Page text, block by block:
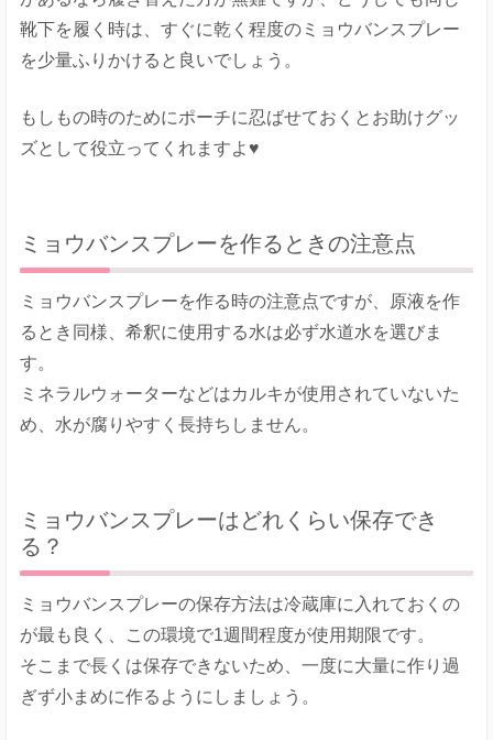
靴下を履く時は、すぐに乾く程度のミョウバンスプレー
を少量ふりかけると良いでしょう。
もしもの時のためにポーチに忍ばせておくとお助けグッ
ズとして役立ってくれますよ♥
ミョウバンスプレーを作るときの注意点
ミョウバンスプレーを作る時の注意点ですが、原液を作
るとき同様、希釈に使用する水は必ず水道水を選びま
す。
ミネラルウォーターなどはカルキが使用されていないた
め、水が腐りやすく長持ちしません。
ミョウバンスプレーはどれくらい保存でき
る？
ミョウバンスプレーの保存方法は冷蔵庫に入れておくの
が最も良く、この環境で1週間程度が使用期限です。
そこまで長くは保存できないため、一度に大量に作り過
ぎず小まめに作るようにしましょう。